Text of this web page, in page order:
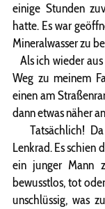
einige Stunden
hatte. Es war
Mineralwasser zu
Als ich wieder
Weg zu meinem
einen am
dann etwas näher
Tatsächlich!
Lenkrad. Es schien
ein junger Mann
bewusstlos, tot
unschlüssig, was